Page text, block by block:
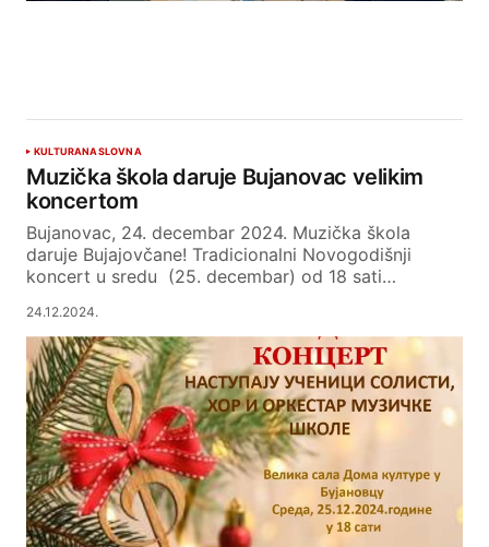
KULTURANASLOVNA
Muzička škola daruje Bujanovac velikim
koncertom
Bujanovac, 24. decembar 2024. Muzička škola
daruje Bujajovčane! Tradicionalni Novogodišnji
koncert u sredu (25. decembar) od 18 sati…
24.12.2024.